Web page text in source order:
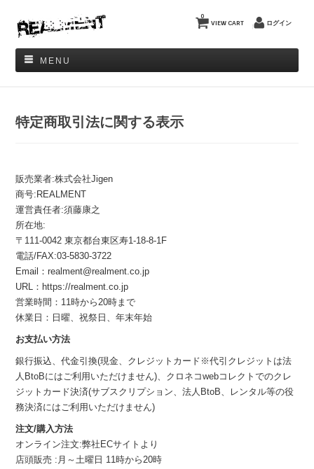
VIEW CART
0
ログイン
MENU
特定商取引法に関する表示
販売業者:株式会社Jigen
商号:REALMENT
運営責任者:須藤康之
所在地:
〒111-0042 東京都台東区寿1-18-8-1F
電話/FAX:03-5830-3722
Email：realment@realment.co.jp
URL：https://realment.co.jp
営業時間：11時から20時まで
休業日：日曜、祝祭日、年末年始
お支払い方法
銀行振込、代金引換(現金、クレジットカード※代引クレジットは法
人BtoBにはご利用いただけません)、クロネコwebコレクトでのクレ
ジットカード決済(サブスクリプション、法人BtoB、レンタル等の役
務決済にはご利用いただけません)
注文/購入方法
オンライン注文:弊社ECサイトより
店頭販売 :月～土曜日 11時から20時